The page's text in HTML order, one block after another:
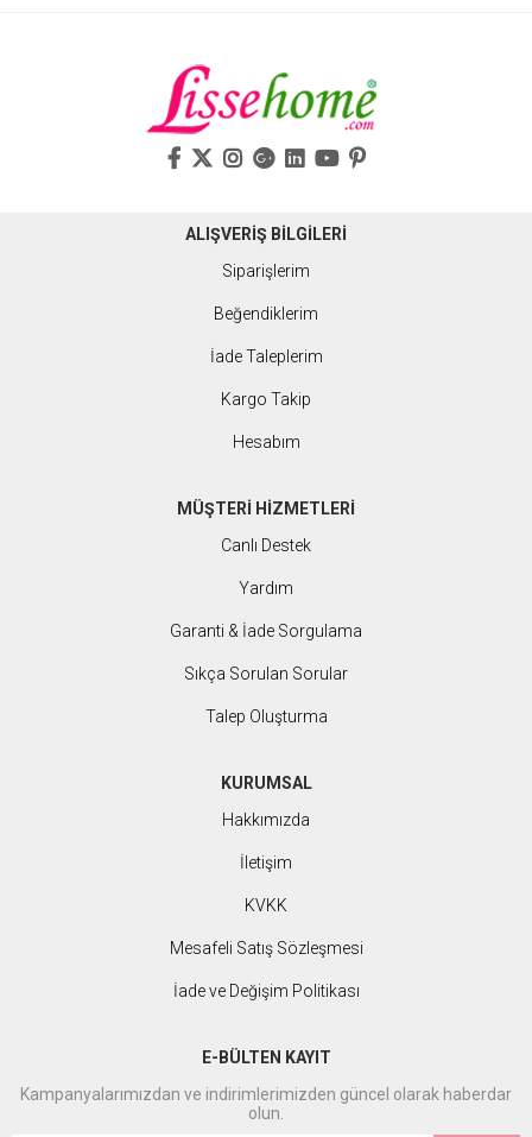
ALIŞVERİŞ BİLGİLERİ
Siparişlerim
Beğendiklerim
İade Taleplerim
Kargo Takip
Hesabım
MÜŞTERİ HİZMETLERİ
Canlı Destek
Yardım
Garanti & İade Sorgulama
Sıkça Sorulan Sorular
Talep Oluşturma
KURUMSAL
Hakkımızda
İletişim
KVKK
Mesafeli Satış Sözleşmesi
İade ve Değişim Politikası
E-BÜLTEN KAYIT
Kampanyalarımızdan ve indirimlerimizden güncel olarak haberdar
olun.